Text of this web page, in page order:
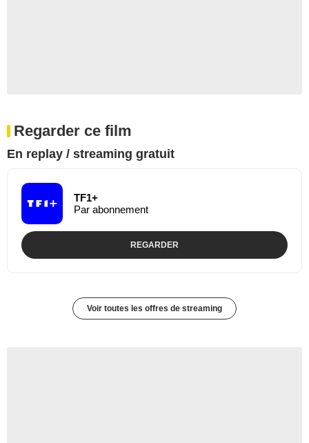
Regarder ce film
En replay / streaming gratuit
TF1+
Par abonnement
REGARDER
Voir toutes les offres de streaming